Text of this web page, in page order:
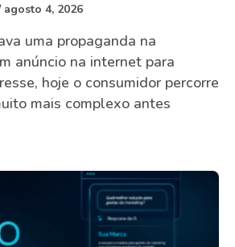
agosto 4, 2026
uma propaganda na
anúncio na internet para
hoje o consumidor percorre
mais complexo antes